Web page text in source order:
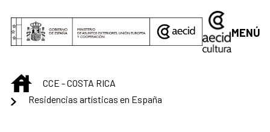
MENÚ
INICIO
CCE - COSTA RICA
Residencias artísticas en España